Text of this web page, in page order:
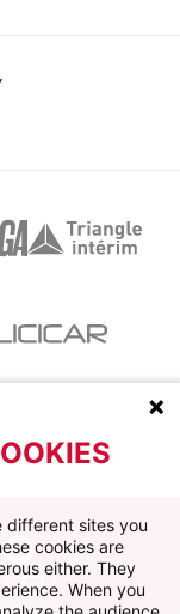
Twitch
different sites you
cookies are
either. They
When you